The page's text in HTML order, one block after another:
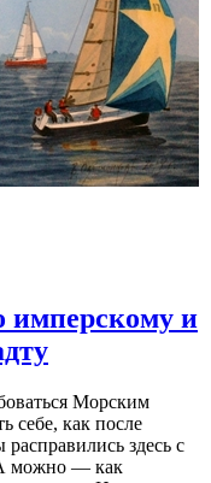
имперскому и
Морским
себе, как после
здесь с
можно — как